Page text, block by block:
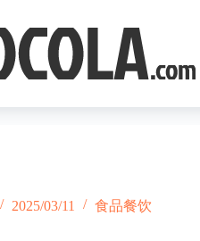
2025/03/11 食品餐饮